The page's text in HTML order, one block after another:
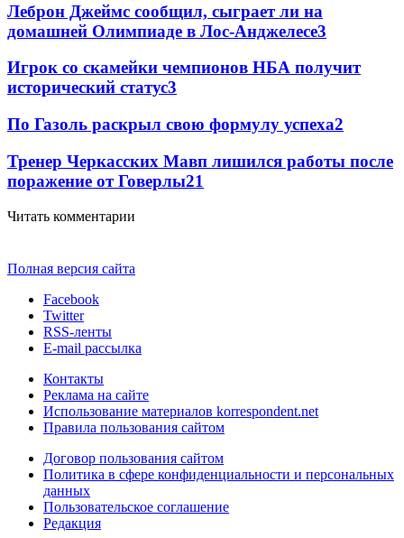
Леброн Джеймс сообщил, сыграет ли на
домашней Олимпиаде в Лос-Анджелесе3
Игрок со скамейки чемпионов НБА получит
исторический статус3
По Газоль раскрыл свою формулу успеха2
Тренер Черкасских Мавп лишился работы после
поражение от Говерлы21
Читать комментарии
Полная версия сайта
Facebook
Twitter
RSS-ленты
E-mail рассылка
Контакты
Реклама на сайте
Использование материалов korrespondent.net
Правила пользования сайтом
Договор пользования сайтом
Политика в сфере конфиденциальности и персональных
данных
Пользовательское соглашение
Редакция